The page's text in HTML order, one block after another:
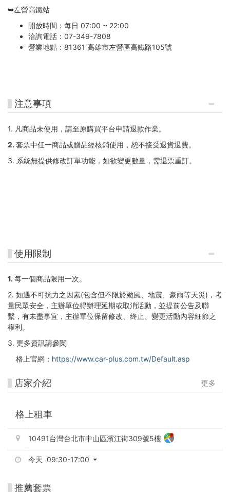
➥左營高鐵站
開放時間：每日 07:00 ~ 22:00
洽詢電話：07-349-7808
營業地點：81361 高雄市左營區高鐵路105號
注意事項
1. 凡商品未使用，請至原購買平台申請退款作業。
2. 套票中任一商品或贈品經核銷使用，恕不接受退貨退費。
3. 系統無提供修改訂單功能，如欲變更數量，需退票重訂。
使用限制
1. 每一個商品限用一次。
2. 如遇不可抗力之因素(包含但不限於颱風、地震、豪雨等天災)，考
量民眾安全，主辦單位得辦理延期或取消活動，並提前公告及聯
繫，有未盡事宜，主辦單位保留修改、終止、變更活動內容細節之
權利。
3. 更多資訊請參閱
格上官網： https://www.car-plus.com.tw/Default.asp
店家介紹 更多
格上租車
10491台灣台北市中山區濱江街309號5樓
今天 09:30-17:00
推薦套票